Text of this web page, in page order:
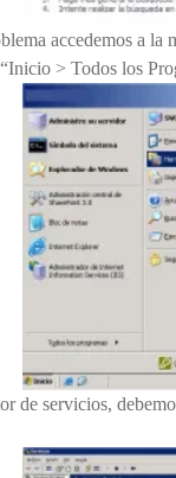
accedemos a
> Todos los
de servicios,